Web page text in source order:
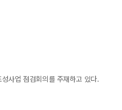
사업 점검회의를 주재하고 있다.